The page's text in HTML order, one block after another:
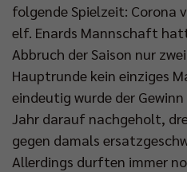
folgende Spielzeit: Corona
elf. Enards Mannschaft
Abbruch der Saison nur
Hauptrunde kein einziges
eindeutig wurde der
Jahr darauf nachgeholt,
gegen damals
Allerdings durften immer